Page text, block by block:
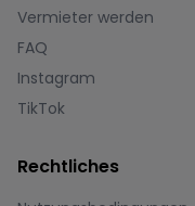
Vermieter werden
FAQ
Instagram
TikTok
Rechtliches